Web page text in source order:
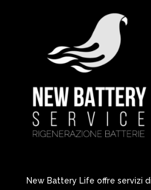
New Battery Life offre servizi